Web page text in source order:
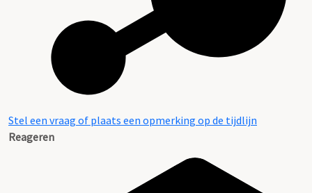
Stel een vraag of plaats een opmerking op de tijdlijn
Reageren